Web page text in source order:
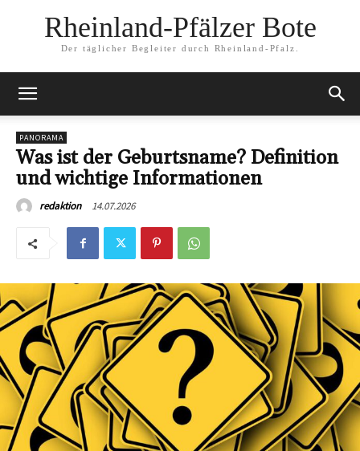
Rheinland-Pfälzer Bote
Der täglicher Begleiter durch Rheinland-Pfalz.
PANORAMA
Was ist der Geburtsname? Definition
und wichtige Informationen
redaktion 14.07.2026